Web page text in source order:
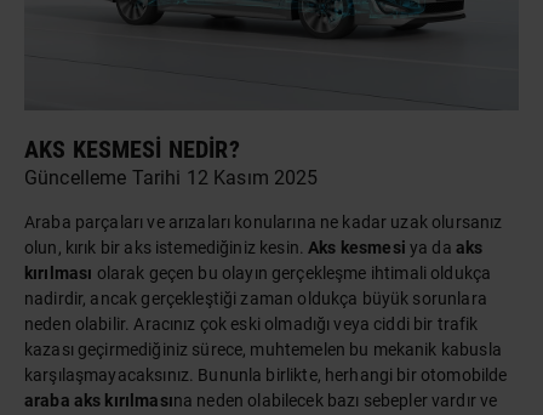
AKS KESMESI NEDIR?
Güncelleme Tarihi 12 Kasım 2025
Araba parçaları ve arızaları konularına ne kadar uzak olursanız
olun, kırık bir aks istemediğiniz kesin.Aks kesmesi ya da aks
kırılması olarak geçen bu olayın gerçekleşme ihtimali oldukça
nadirdir, ancak gerçekleştiği zaman oldukça büyük sorunlara
neden olabilir. Aracınız çok eski olmadığı veya ciddi bir trafik
kazası geçirmediğiniz sürece, muhtemelen bu mekanik kabusla
karşılaşmayacaksınız. Bununla birlikte, herhangi bir otomobilde
araba aks kırılmasına neden olabilecek bazı sebepler vardır ve